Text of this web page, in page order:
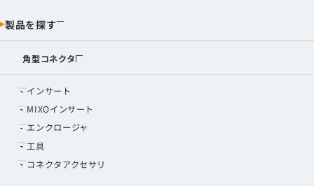
製品を探す
角型コネクタ
インサート
MIXOインサート
エンクロージャ
工具
コネクタアクセサリ